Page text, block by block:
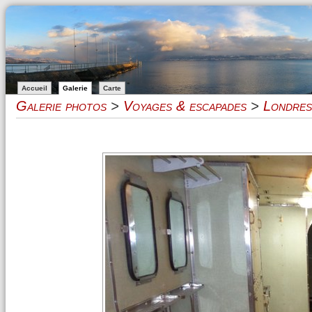
Accueil Galerie Carte
Galerie photos > Voyages & escapades > Londres